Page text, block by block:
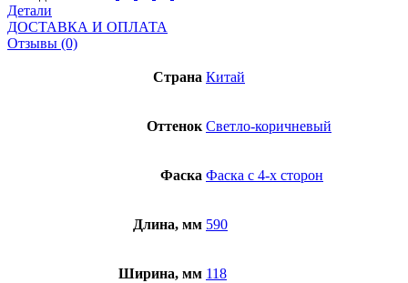
Parquet
LVT
Дуб
Детали
ДОСТАВКА И ОПЛАТА
Отзывы (0)
Страна Китай
Оттенок Светло-коричневый
Фаска Фаска с 4-х сторон
Длина, мм 590
Ширина, мм 118